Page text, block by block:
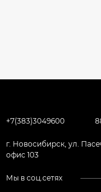
+7(383)3049600
г. Новосибирск, ул.
офис 103
Мы в соц.сетях